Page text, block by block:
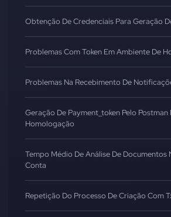
Obtenção De Credenciais Para Geração
Problemas Com Token Em Ambiente De
Problemas Na Recebimento De
Geração De Payment_token Pelo Postman
Homologação
Tempo Médio De Análise De Documentos
Conta
Repetição Do Processo De Criação Com